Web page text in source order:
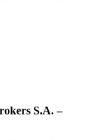
S.A. –